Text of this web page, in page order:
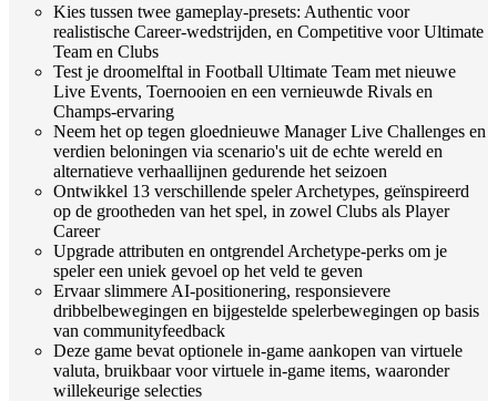
Kies tussen twee gameplay-presets: Authentic voor
realistische Career-wedstrijden, en Competitive voor Ultimate
Team en Clubs
Test je droomelftal in Football Ultimate Team met nieuwe
Live Events, Toernooien en een vernieuwde Rivals en
Champs-ervaring
Neem het op tegen gloednieuwe Manager Live Challenges en
verdien beloningen via scenario's uit de echte wereld en
alternatieve verhaallijnen gedurende het seizoen
Ontwikkel 13 verschillende speler Archetypes, geïnspireerd
op de grootheden van het spel, in zowel Clubs als Player
Career
Upgrade attributen en ontgrendel Archetype-perks om je
speler een uniek gevoel op het veld te geven
Ervaar slimmere AI-positionering, responsievere
dribbelbewegingen en bijgestelde spelerbewegingen op basis
van communityfeedback
Deze game bevat optionele in-game aankopen van virtuele
valuta, bruikbaar voor virtuele in-game items, waaronder
willekeurige selecties